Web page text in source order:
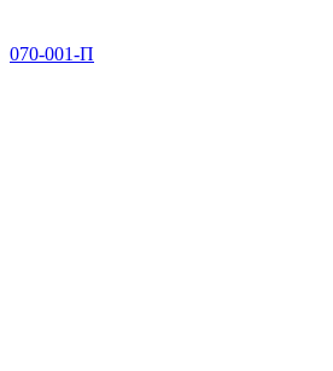
070-001-П